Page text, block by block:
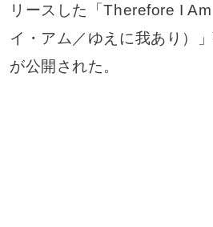
リースした「Therefore I
イ・アム／ゆえに我あり）
が公開された。